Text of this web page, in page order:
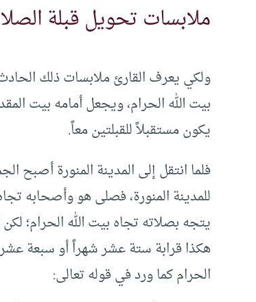
ملابسات تحويل قبلة
ولكي يعرف القارئ ملابسات ذلك
بيت الله الحرام، ويجعل أمامه بيت
يكون مستقبلاً للقبلتين معاً.
فلما انتقل إلى المدينة المنورة أصبح
للمدينة المنورة، فصلى هو وأصحابه
يتجه بصلاته تجاه بيت الله الحرام؛
هكذا قرابة ستة عشر شهراً أو سبعة
الحرام كما ورد في قوله تعالى: